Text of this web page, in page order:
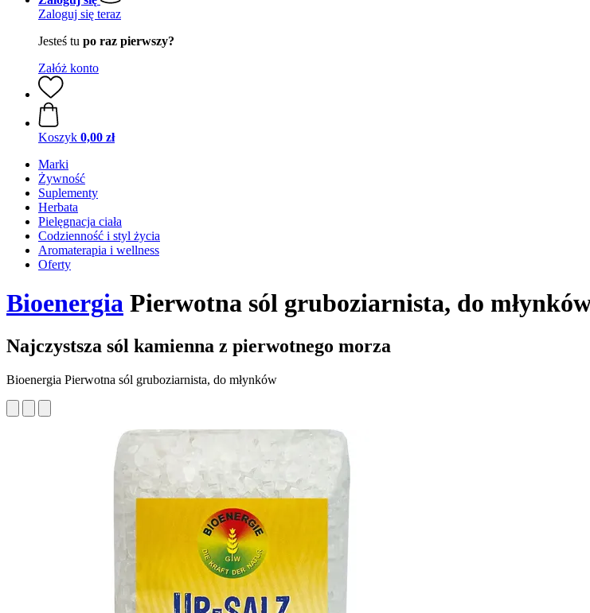
Zaloguj się teraz
Jesteś tu po raz pierwszy?
Załóż konto
Koszyk 0,00 zł
Marki
Żywność
Suplementy
Herbata
Pielęgnacja ciała
Codzienność i styl życia
Aromaterapia i wellness
Oferty
Bioenergia Pierwotna sól gruboziarnista, do
Najczystsza sól kamienna z pierwotnego morza
Bioenergia Pierwotna sól gruboziarnista, do młynków